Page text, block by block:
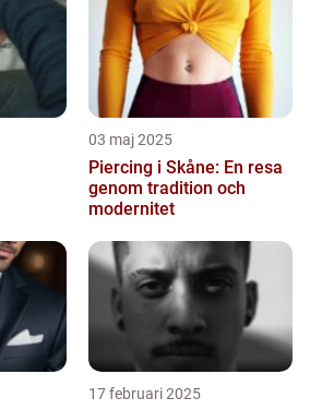
03 maj 2025
Piercing i Skåne: En resa
genom tradition och
modernitet
17 februari 2025